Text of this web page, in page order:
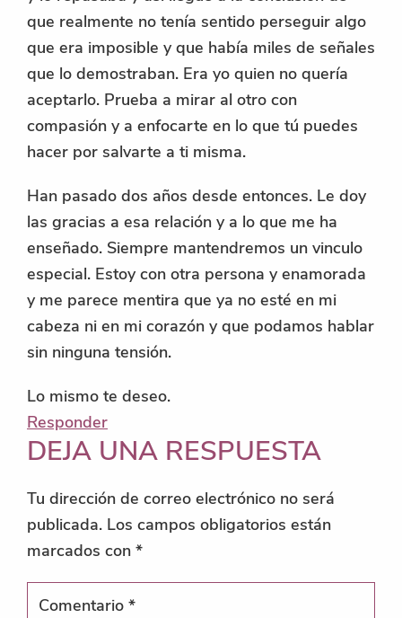
que realmente no tenía sentido perseguir algo
que era imposible y que había miles de señales
que lo demostraban. Era yo quien no quería
aceptarlo. Prueba a mirar al otro con
compasión y a enfocarte en lo que tú puedes
hacer por salvarte a ti misma.
Han pasado dos años desde entonces. Le doy
las gracias a esa relación y a lo que me ha
enseñado. Siempre mantendremos un vinculo
especial. Estoy con otra persona y enamorada
y me parece mentira que ya no esté en mi
cabeza ni en mi corazón y que podamos hablar
sin ninguna tensión.
Lo mismo te deseo.
Responder
DEJA UNA RESPUESTA
Tu dirección de correo electrónico no será
publicada. Los campos obligatorios están
marcados con *